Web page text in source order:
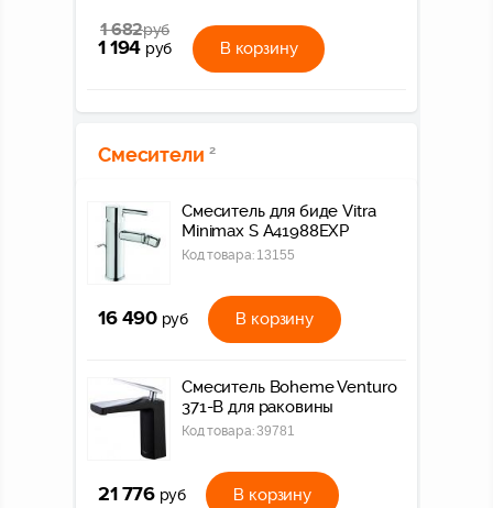
1 682руб
1 194 руб В корзину
Смесители 2
Смеситель для биде Vitra
Minimax S A41988EXP
Код товара: 13155
16 490 руб В корзину
Смеситель Boheme Venturo
371-B для раковины
Код товара:39781
21 776 руб В корзину